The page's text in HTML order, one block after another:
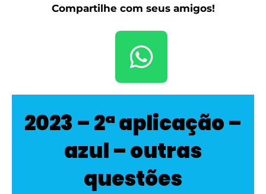
Compartilhe com seus amigos!
2023 – 2ª aplicação –
azul – outras
questões